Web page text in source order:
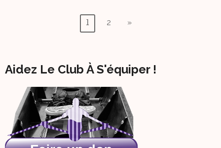
Pagination
Publications
1 2 »
Aidez Le Club À S'équiper !